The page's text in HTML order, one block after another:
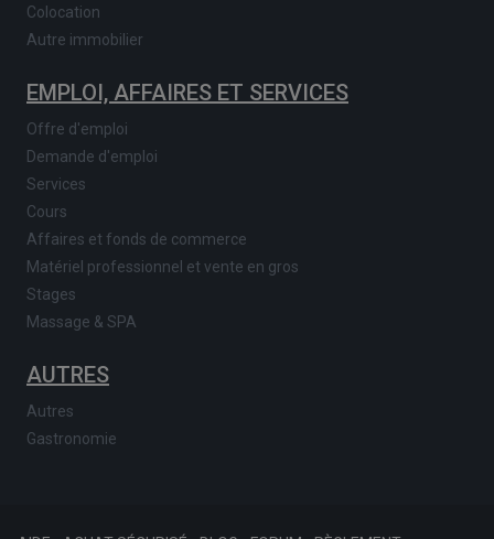
Colocation
Autre immobilier
EMPLOI, AFFAIRES ET SERVICES
Offre d'emploi
Demande d'emploi
Services
Cours
Affaires et fonds de commerce
Matériel professionnel et vente en gros
Stages
Massage & SPA
AUTRES
Autres
Gastronomie